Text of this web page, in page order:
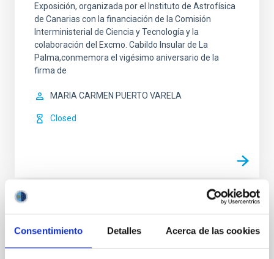
Consentimiento Detalles Acerca de las cookies
Exposición, organizada por el Instituto de Astrofísica
de Canarias con la financiación de la Comisión
Interministerial de Ciencia y Tecnología y la
colaboración del Excmo. Cabildo Insular de La
Palma,conmemora el vigésimo aniversario de la
firma de
MARIA CARMEN PUERTO VARELA
Closed
Cosmoeduca
Cosmoeduca is an education project from the
Instituto de Astrofísica de Canarias (IAC) aimed at